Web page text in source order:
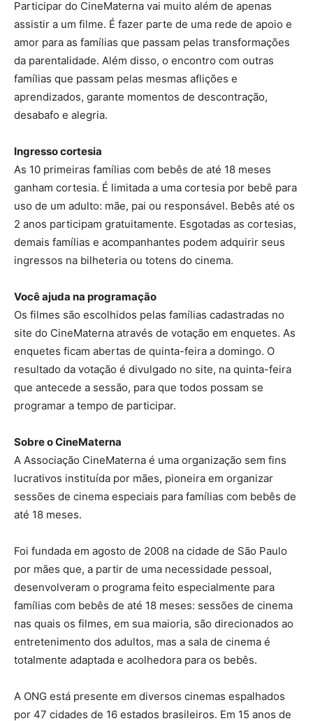
Participar do CineMaterna vai muito além de apenas
assistir a um filme. É fazer parte de uma rede de apoio e
amor para as famílias que passam pelas transformações
da parentalidade. Além disso, o encontro com outras
famílias que passam pelas mesmas aflições e
aprendizados, garante momentos de descontração,
desabafo e alegria.
Ingresso cortesia
As 10 primeiras famílias com bebês de até 18 meses
ganham cortesia. É limitada a uma cortesia por bebê para
uso de um adulto: mãe, pai ou responsável. Bebês até os
2 anos participam gratuitamente. Esgotadas as cortesias,
demais famílias e acompanhantes podem adquirir seus
ingressos na bilheteria ou totens do cinema.
Você ajuda na programação
Os filmes são escolhidos pelas famílias cadastradas no
site do CineMaterna através de votação em enquetes. As
enquetes ficam abertas de quinta-feira a domingo. O
resultado da votação é divulgado no site, na quinta-feira
que antecede a sessão, para que todos possam se
programar a tempo de participar.
Sobre o CineMaterna
A Associação CineMaterna é uma organização sem fins
lucrativos instituída por mães, pioneira em organizar
sessões de cinema especiais para famílias com bebês de
até 18 meses.
Foi fundada em agosto de 2008 na cidade de São Paulo
por mães que, a partir de uma necessidade pessoal,
desenvolveram o programa feito especialmente para
famílias com bebês de até 18 meses: sessões de cinema
nas quais os filmes, em sua maioria, são direcionados ao
entretenimento dos adultos, mas a sala de cinema é
totalmente adaptada e acolhedora para os bebês.
A ONG está presente em diversos cinemas espalhados
por 47 cidades de 16 estados brasileiros. Em 15 anos de